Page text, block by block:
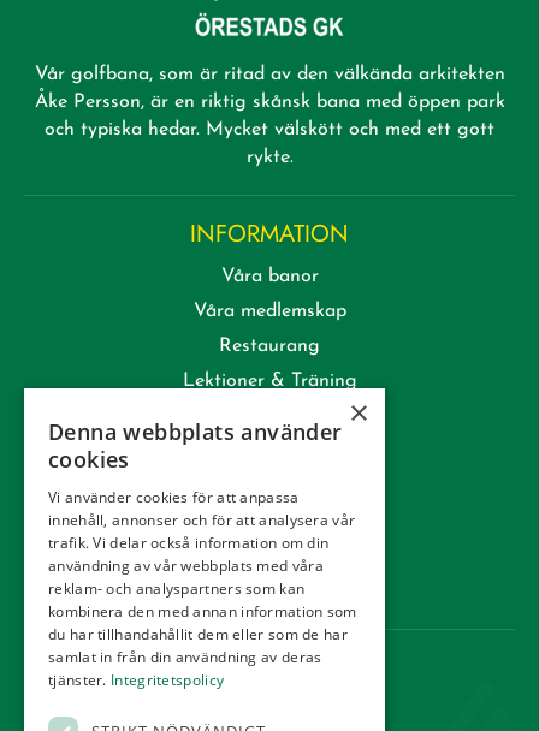
Vår golfbana, som är ritad av den välkända arkitekten
Åke Persson, är en riktig skånsk bana med öppen park
och typiska hedar. Mycket välskött och med ett gott
rykte.
INFORMATION
Våra banor
Våra medlemskap
Restaurang
Lektioner & Träning
Tävling
Integritetspolicy
Webbshop
KONTAKT
×
Denna webbplats använder
cookies
Vi använder cookies för att anpassa
innehåll, annonser och för att analysera vår
trafik. Vi delar också information om din
användning av vår webbplats med våra
reklam- och analyspartners som kan
kombinera den med annan information som
du har tillhandahållit dem eller som de har
samlat in från din användning av deras
tjänster. Integritetspolicy